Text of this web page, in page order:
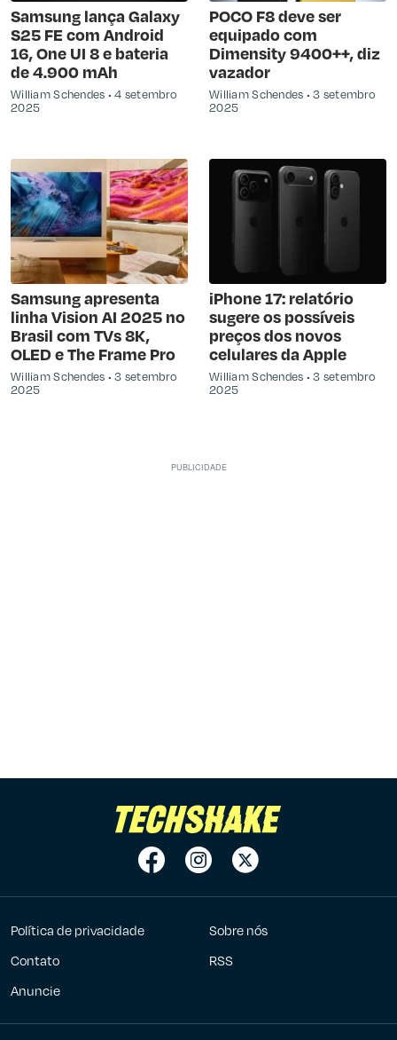
Samsung lança Galaxy
S25 FE com Android
16, One UI 8 e bateria
de 4.900 mAh
William Schendes
4 setembro
2025
POCO F8 deve ser
equipado com
Dimensity 9400++, diz
vazador
William Schendes
3 setembro
2025
Samsung apresenta
linha Vision AI 2025 no
Brasil com TVs 8K,
OLED e The Frame Pro
William Schendes
3 setembro
2025
iPhone 17: relatório
sugere os possíveis
preços dos novos
celulares da Apple
William Schendes
3 setembro
2025
Política de privacidade
Sobre nós
Contato
RSS
Anuncie